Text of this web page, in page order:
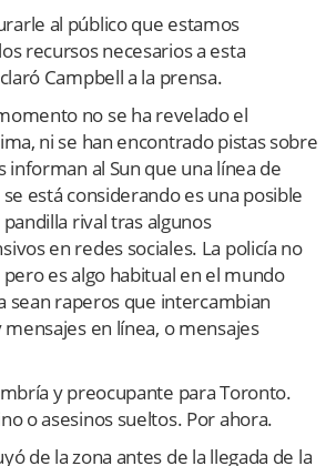
al público que estamos
recursos necesarios a esta
Campbell a la prensa.
no se ha revelado el
ni se han encontrado pistas sobre
informan al Sun que una línea de
está considerando es una posible
rival tras algunos
en redes sociales. La policía no
es algo habitual en el mundo
sean raperos que intercambian
en línea, o mensajes
y preocupante para Toronto.
o asesinos sueltos. Por ahora.
de la zona antes de la llegada de la